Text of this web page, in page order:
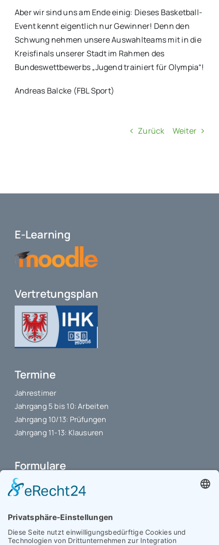
Aber wir sind uns am Ende einig: Dieses Basketball-
Event kennt eigentlich nur Gewinner! Denn den
Schwung nehmen unsere Auswahlteams mit in die
Kreisfinals unserer Stadt im Rahmen des
Bundeswettbewerbs „Jugend trainiert für Olympia“!
Andreas Balcke (FBL Sport)
Zurück Weiter
E-Learning
Vertretungsplan
Termine
Jahrestimer
Jahrgang 5 bis 10: Arbeiten
Jahrgang 10/13: Prüfungen
Jahrgang 11-13: Klausuren
Formulare
Schulbuchkauf Schuljahr 2026-2027
Antrag auf Erstattung von Auslagen
Interner L-S-Beschwerdezettel
Antrag auf Freistellung vom Unterricht